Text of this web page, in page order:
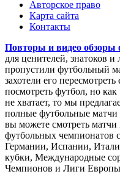
Авторское право
Карта сайта
Контакты
Повторы и видео обзоры
для ценителей, знатоков
пропустили футбольный
захотели его
посмотреть футбол, но
не хватает, то мы
полные футбольные матчи
вы можете смотреть
футбольных чемпионатов
Германии, Испании,
кубки, Международные
Чемпионов и Лиги